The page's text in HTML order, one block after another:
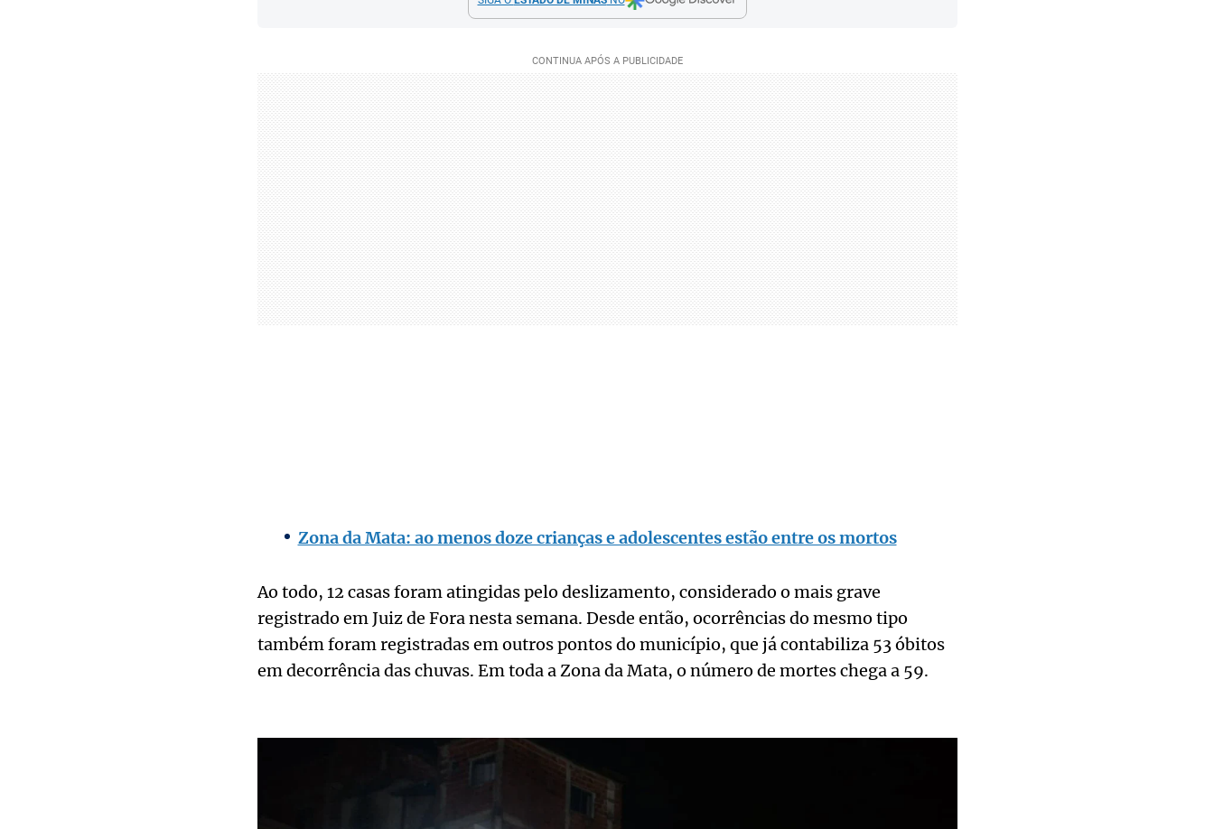
Zona da Mata: ao menos doze crianças e adolescentes estão entre os mortos
Ao todo, 12 casas foram atingidas pelo deslizamento, considerado o mais grave
registrado em Juiz de Fora nesta semana. Desde então, ocorrências do mesmo tipo
também foram registradas em outros pontos do município, que já contabiliza 53 óbitos
em decorrência das chuvas. Em toda a Zona da Mata, o número de mortes chega a 59.